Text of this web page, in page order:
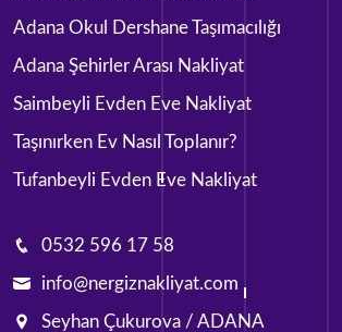
Adana Okul Dershane Taşımacılığı
Adana Şehirler Arası Nakliyat
Saimbeyli Evden Eve Nakliyat
Taşınırken Ev Nasıl Toplanır?
Tufanbeyli‎ Evden Eve Nakliyat
0532 596 17 58
info@nergiznakliyat.com
Seyhan Çukurova / ADANA